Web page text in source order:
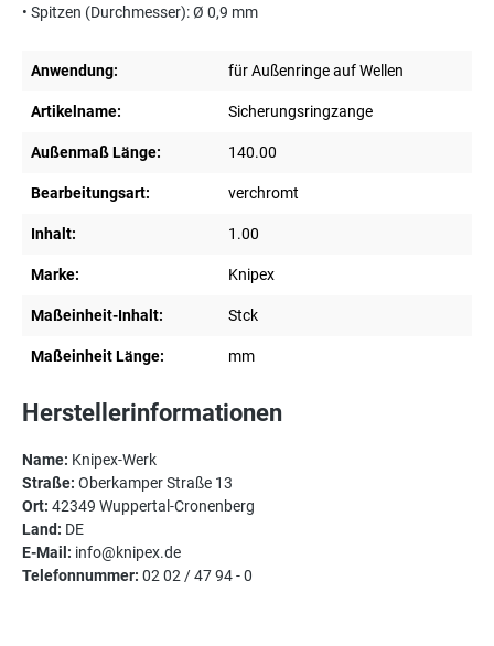
• Spitzen (Durchmesser): Ø 0,9 mm
Anwendung: für Außenringe auf Wellen
Artikelname: Sicherungsringzange
Außenmaß Länge: 140.00
Bearbeitungsart: verchromt
Inhalt: 1.00
Marke: Knipex
Maßeinheit-Inhalt: Stck
Maßeinheit Länge: mm
Herstellerinformationen
Name: Knipex-Werk
Straße: Oberkamper Straße 13
Ort: 42349 Wuppertal-Cronenberg
Land: DE
E-Mail: info@knipex.de
Telefonnummer: 02 02 / 47 94 - 0